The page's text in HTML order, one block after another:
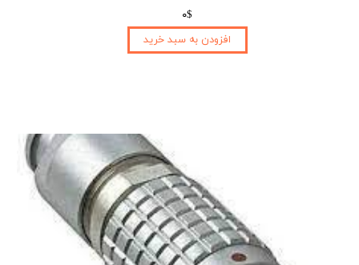
۰$
افزودن به سبد خرید